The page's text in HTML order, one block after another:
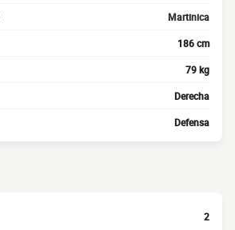
Martinica
186 cm
79 kg
Derecha
Defensa
2